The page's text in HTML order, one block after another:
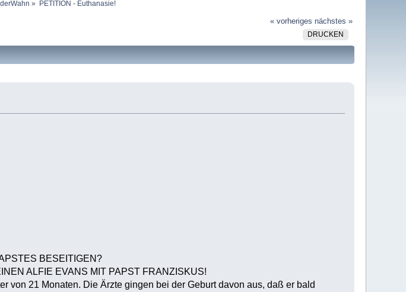
» PETITION - Euthanasie!
« vorheriges nächstes »
DRUCKEN
BESEITIGEN?
ALFIE EVANS MIT PAPST FRANZISKUS!
von 21 Monaten. Die Ärzte gingen bei der Geburt davon aus, daß er bald